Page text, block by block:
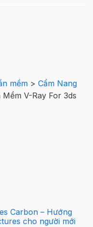
mềm > Cẩm Nang
V-Ray For 3ds
Carbon – Hướng
cho người mới